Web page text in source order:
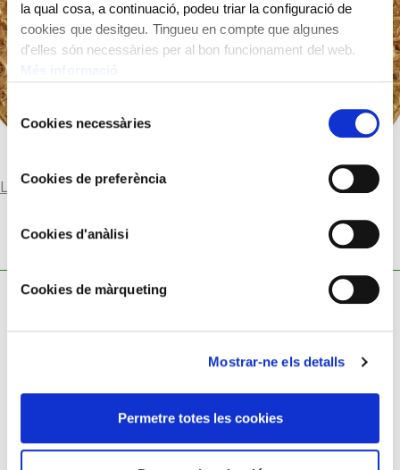
la qual cosa, a continuació, podeu triar la configuració de
cookies que desitgeu. Tingueu en compte que algunes
d'elles són necessàries per al bon funcionament del web.
Selecció
deCookies necessàries
Cookies de preferència
Cookies d'anàlisi
Cookies de màrqueting
Mostrar-ne els detalls
Permetre totes les cookies
Llegir-ne més
Política de privacitat
Avís legal